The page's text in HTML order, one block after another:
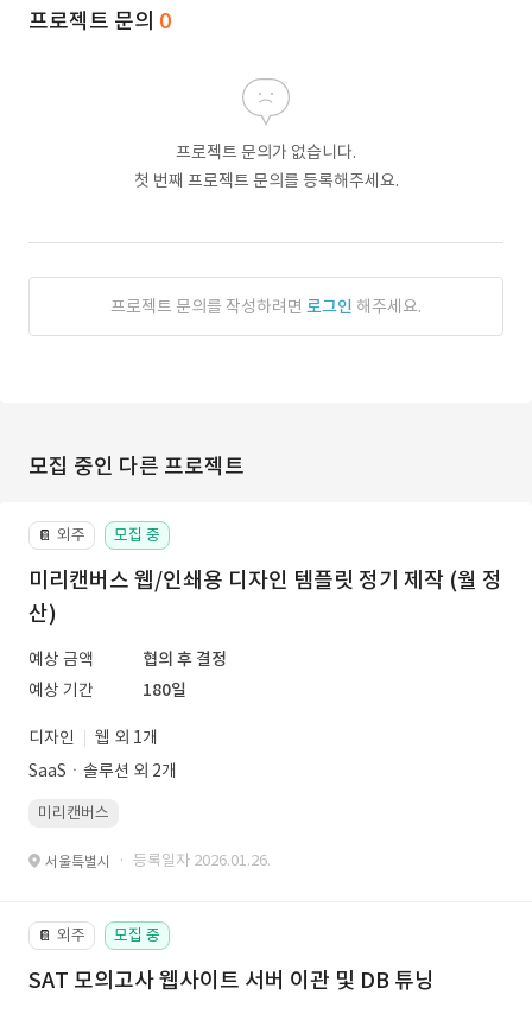
프로젝트 문의 0
프로젝트 문의가 없습니다.
첫 번째 프로젝트 문의를 등록해주세요.
프로젝트 문의를 작성하려면 로그인 해주세요.
모집 중인 다른 프로젝트
📔 외주 모집 중
미리캔버스 웹/인쇄용 디자인 템플릿 정기 제작 (월 정
산)
예상 금액
협의 후 결정
예상 기간
180일
디자인
웹 외 1개
SaaSㆍ솔루션 외 2개
미리캔버스
서울특별시 · 등록일자 2026.01.26.
📔 외주 모집 중
SAT 모의고사 웹사이트 서버 이관 및 DB 튜닝